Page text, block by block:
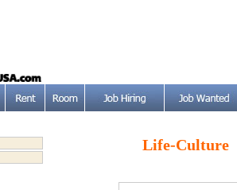
Life-Culture